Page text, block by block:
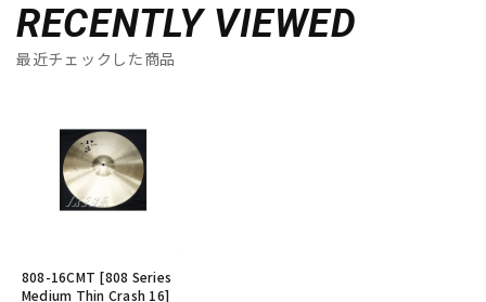
RECENTLY VIEWED
最近チェックした商品
808-16CMT [808 Series
Medium Thin Crash 16]